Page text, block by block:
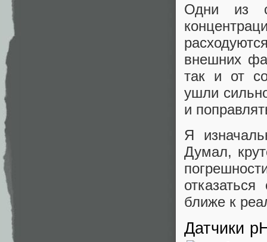
Одни из
внешних
так и от
ушли
и
Я
Думал,
ближе к
Датчики